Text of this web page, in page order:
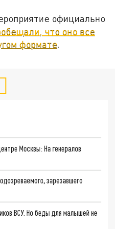
официально
что оно все
формате.
Москвы: На генералов
зарезавшего
ВСУ. Но беды для малышей не